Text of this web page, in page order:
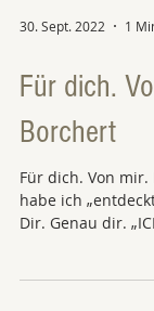
30. Sept. 2022 1
Für dich.
Borchert
Für dich. Von mir.
habe ich
Dir. Genau dir.